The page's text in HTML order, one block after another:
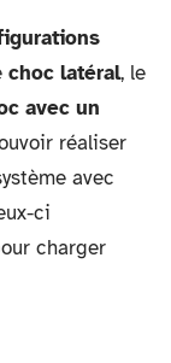
choc latéral, le
avec un
réaliser
avec
ci
charger